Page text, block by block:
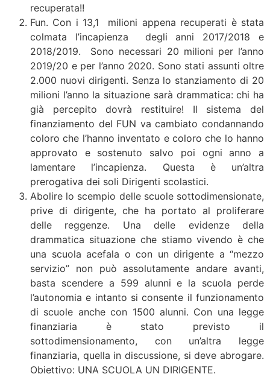
recuperata!!
Fun. Con i 13,1 milioni appena recuperati è stata
colmata l’incapienza degli anni 2017/2018 e
2018/2019. Sono necessari 20 milioni per l’anno
2019/20 e per l’anno 2020. Sono stati assunti oltre
2.000 nuovi dirigenti. Senza lo stanziamento di 20
milioni l’anno la situazione sarà drammatica: chi ha
già percepito dovrà restituire! Il sistema del
finanziamento del FUN va cambiato condannando
coloro che l’hanno inventato e coloro che lo hanno
approvato e sostenuto salvo poi ogni anno a
lamentare l’incapienza. Questa è un’altra
prerogativa dei soli Dirigenti scolastici.
Abolire lo scempio delle scuole sottodimensionate,
prive di dirigente, che ha portato al proliferare
delle reggenze. Una delle evidenze della
drammatica situazione che stiamo vivendo è che
una scuola acefala o con un dirigente a “mezzo
servizio” non può assolutamente andare avanti,
basta scendere a 599 alunni e la scuola perde
l’autonomia e intanto si consente il funzionamento
di scuole anche con 1500 alunni. Con una legge
finanziaria è stato previsto il
sottodimensionamento, con un’altra legge
finanziaria, quella in discussione, si deve abrogare.
Obiettivo: UNA SCUOLA UN DIRIGENTE.